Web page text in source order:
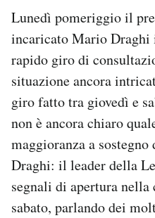
SHOP
CALENDARIO
AREA PERSONALE
Area Personale
Notifiche mobile
Regala il Post
Hai bisogno di aiuto?
Lunedì pomeriggio il
incaricato Mario Draghi
rapido giro di
situazione ancora
giro fatto tra giovedì e
non è ancora chiaro
maggioranza a
Draghi: il leader della
segnali di apertura nella
sabato, parlando dei